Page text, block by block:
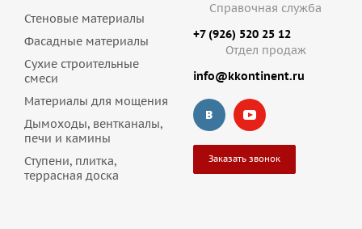
Стеновые материалы
Фасадные материалы
Сухие строительные
смеси
Материалы для мощения
Дымоходы, вентканалы,
печи и камины
Ступени, плитка,
террасная доска
Справочная служба
+7 (926) 520 25 12
Отдел продаж
info@kkontinent.ru
Заказать звонок